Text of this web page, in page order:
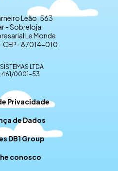
Leão, 563
- Sobreloja
Le Monde
CEP- 87014-010
LTDA
0001-53
Privacidade
de Dados
DB1 Group
conosco